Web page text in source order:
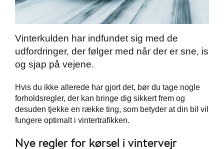
Danmarks
Vinterkulden har indfundet sig med de
udfordringer, der følger med når der er sne, is
og sjap på vejene.
Hvis du ikke allerede har gjort det, bør du tage nogle
forholdsregler, der kan bringe dig sikkert frem og
desuden tjekke en række ting, som betyder at din bil vil
fungere optimalt i vintertrafikken.
Nye regler for kørsel i vintervejr